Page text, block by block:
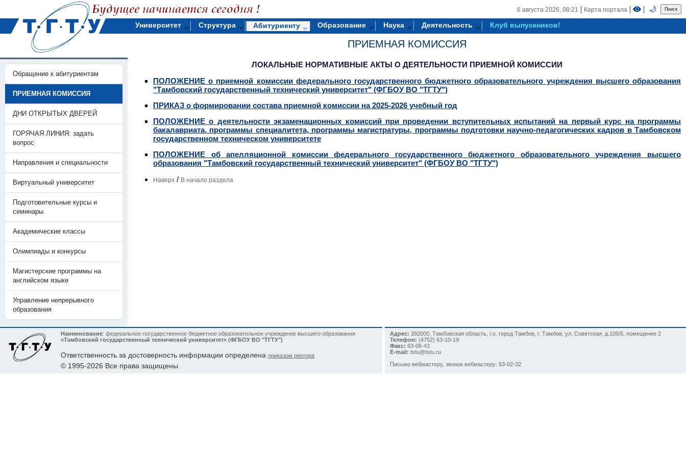
6 августа 2026, 08:21 | Карта портала | | 🌙
Университет Структура Абитуриенту Образование Наука Деятельность Клуб выпускников!
ПРИЕМНАЯ КОМИССИЯ
Обращение к абитуриентам
ПРИЕМНАЯ КОМИССИЯ
ДНИ ОТКРЫТЫХ ДВЕРЕЙ
ГОРЯЧАЯ ЛИНИЯ: задать
вопрос
Направления и специальности
Виртуальный университет
Подготовительные курсы и
семинары
Академические классы
Олимпиады и конкурсы
Магистерские программы на
английском языке
Управление непрерывного
образования
ЛОКАЛЬНЫЕ НОРМАТИВНЫЕ АКТЫ О ДЕЯТЕЛЬНОСТИ ПРИЕМНОЙ КОМИССИИ
ПОЛОЖЕНИЕ о приемной комиссии федерального государственного бюджетного образовательного учреждения высшего образования
"Тамбовский государственный технический университет" (ФГБОУ ВО "ТГТУ")
ПРИКАЗ о формировании состава приемной комиссии на 2025-2026 учебный год
ПОЛОЖЕНИЕ о деятельности экзаменационных комиссий при проведении вступительных испытаний на первый курс на программы
бакалавриата, программы специалитета, программы магистратуры, программы подготовки научно-педагогических кадров в Тамбовском
государственном техническом университете
ПОЛОЖЕНИЕ об апелляционной комиссии федерального государственного бюджетного образовательного учреждения высшего
образования "Тамбовский государственный технический университет" (ФГБОУ ВО "ТГТУ")
Наверх / В начало раздела
Наименование: федеральное государственное бюджетное образовательное учреждение высшего образования
«Тамбовский государственный технический университет» (ФГБОУ ВО "ТГТУ")
Ответственность за достоверность информации определена приказом ректора
© 1995-2026 Все права защищены
Адрес: 392000, Тамбовская область, г.о. город Тамбов, г. Тамбов, ул. Советская, д.106/5, помещение 2
Телефон: (4752) 63-10-19
Факс: 63-06-43
E-mail: tstu@tstu.ru
Письмо вебмастеру, звонок вебмастеру: 63-02-32